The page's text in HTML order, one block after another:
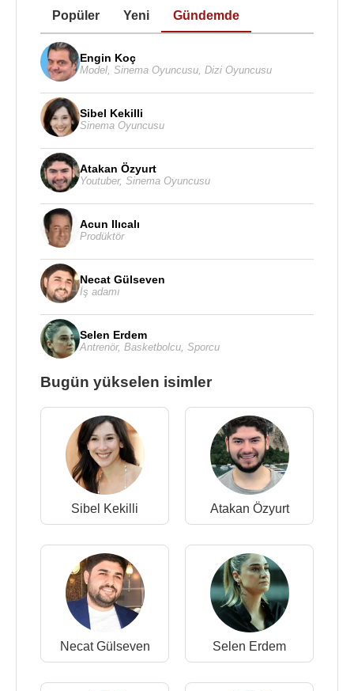
Popüler Yeni Gündemde
Engin Koç
Model Sinema Oyuncusu Dizi Oyuncusu
Sibel Kekilli
Sinema Oyuncusu
Atakan Özyurt
Youtuber, Sinema Oyuncusu
Acun Ilıcalı
Prodüktör
Necat Gülseven
İş adamı
Selen Erdem
Antrenör, Basketbolcu Sporcu
Bugün yükselen isimler
Sibel Kekilli Atakan Özyurt
Necat Gülseven Selen Erdem